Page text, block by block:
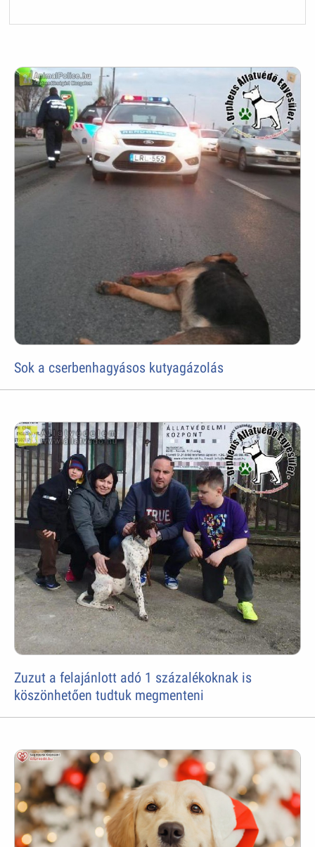
Sok a cserbenhagyásos kutyagázolás
Zuzut a felajánlott adó 1 százalékoknak is
köszönhetően tudtuk megmenteni